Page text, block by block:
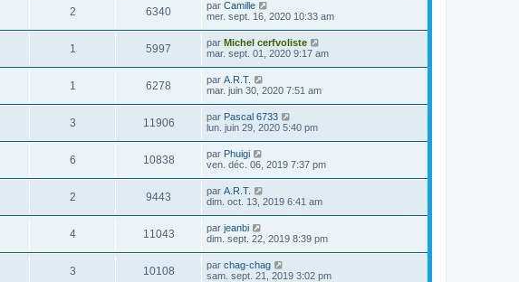
2 6340 par Camille
mer. sept. 16, 2020 10:33 am
1 5997 par Michel cerfvoliste
mar. sept. 01, 2020 9:17 am
1 6278 par A.R.T.
mar. juin 30, 2020 7:51 am
3 11906 par Pascal 6733
lun. juin 29, 2020 5:40 pm
6 10838 par Phuigi
ven. déc. 06, 2019 7:37 pm
2 9443 par A.R.T.
dim. oct. 13, 2019 6:41 am
4 11043 par jeanbi
dim. sept. 22, 2019 8:39 pm
3 10108 par chag-chag
sam. sept. 21, 2019 3:02 pm